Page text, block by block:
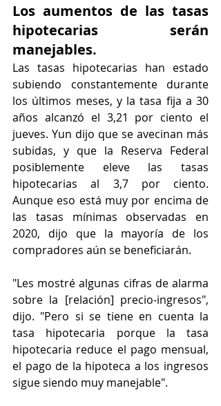
Los aumentos de las tasas
hipotecarias serán
manejables.
Las tasas hipotecarias han estado
subiendo constantemente durante
los últimos meses, y la tasa fija a 30
años alcanzó el 3,21 por ciento el
jueves. Yun dijo que se avecinan más
subidas, y que la Reserva Federal
posiblemente eleve las tasas
hipotecarias al 3,7 por ciento.
Aunque eso está muy por encima de
las tasas mínimas observadas en
2020, dijo que la mayoría de los
compradores aún se beneficiarán.
"Les mostré algunas cifras de alarma
sobre la [relación] precio-ingresos",
dijo. "Pero si se tiene en cuenta la
tasa hipotecaria porque la tasa
hipotecaria reduce el pago mensual,
el pago de la hipoteca a los ingresos
sigue siendo muy manejable".